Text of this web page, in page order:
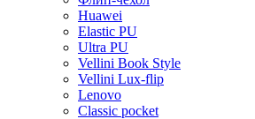
Huawei
Elastic PU
Ultra PU
Vellini Book Style
Vellini Lux-flip
Lenovo
Classic pocket